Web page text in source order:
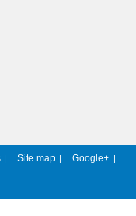
| Site map | Google+ |